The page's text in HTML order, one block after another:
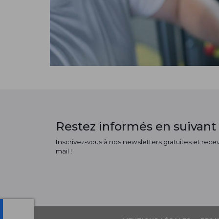
Restez informés en
Inscrivez-vous à nos newsletters gratuites et
mail !